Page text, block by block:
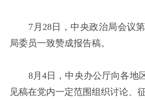
7月28日，中央政治局会议第
局委员一致赞成报告稿。
8月4日，中央办公厅向各地
见稿在党内一定范围组织讨论、